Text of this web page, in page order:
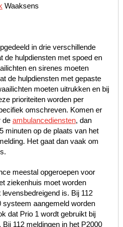
Waaksens
in drie verschillende
de hulpdiensten met spoed en
en sirenes moeten
de hulpdiensten met gepaste
moeten uitrukken en bij
prioriteiten worden per
omschreven. Komen er
de ambulancediensten, dan
minuten op de plaats van het
Het gaat dan vaak om
meestal opgeroepen voor
ziekenhuis moet worden
is. Bij 112
systeem aangemeld worden
dat Prio 1 wordt gebruikt bij
112 meldingen in het P2000